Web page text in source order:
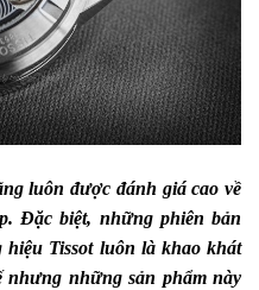
luôn được đánh giá cao về
Đặc biệt, những phiên bản
Tissot luôn là khao khát
nhưng những sản phẩm này